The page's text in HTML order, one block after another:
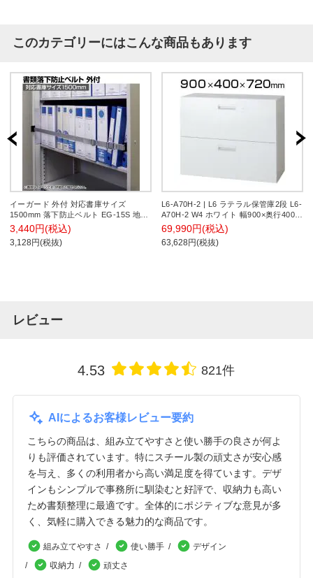
このカテゴリーにはこんな商品もあります
イーガード 外付 対応書庫サイズ
1500mm 落下防止ベルト EG-15S 地震
対策 耐震 防災 固定
3,440円(税込)
3,128円(税抜)
L6-A70H-2 | L6 ラテラル保管庫2段 L6-
A70H-2 W4 ホワイト 幅900×奥行400×
高さ720mm プラス(PLUS)
69,990円(税込)
63,628円(税抜)
レビュー
4.53 821件
AIによるお客様レビュー要約
こちらの商品は、組み立てやすさと使い勝手の良さが何よ
りも評価されています。特にスチール製の頑丈さが安心感
を与え、多くの利用者から高い満足度を得ています。デザ
インもシンプルで事務所に馴染むと好評で、収納力も高い
ため書類整理に最適です。全体的にポジティブな意見が多
く、気軽に購入できる魅力的な商品です。
組み立てやすさ 使い勝手
デザイン
収納力
頑丈さ